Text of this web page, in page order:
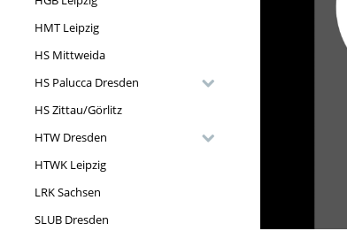
HMT Leipzig
HS Mittweida
HS Palucca Dresden
HS Zittau/Görlitz
HTW Dresden
HTWK Leipzig
LRK Sachsen
SLUB Dresden